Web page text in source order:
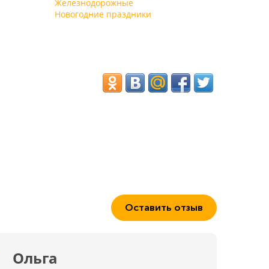
водно-моторные виды транспорта.
Железнодорожные
Новогодние праздники
Оставить отзыв
Ольга